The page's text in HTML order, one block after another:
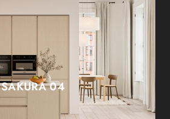
SAKURA 04